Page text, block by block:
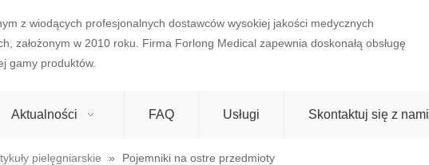
z wiodących profesjonalnych dostawców wysokiej jakości medycznych
założonym w 2010 roku. Firma Forlong Medical zapewnia doskonałą obsługę
gamy produktów.
Aktualności FAQ Usługi Skontaktuj się z nami
pielęgniarskie » Pojemniki na ostre przedmioty